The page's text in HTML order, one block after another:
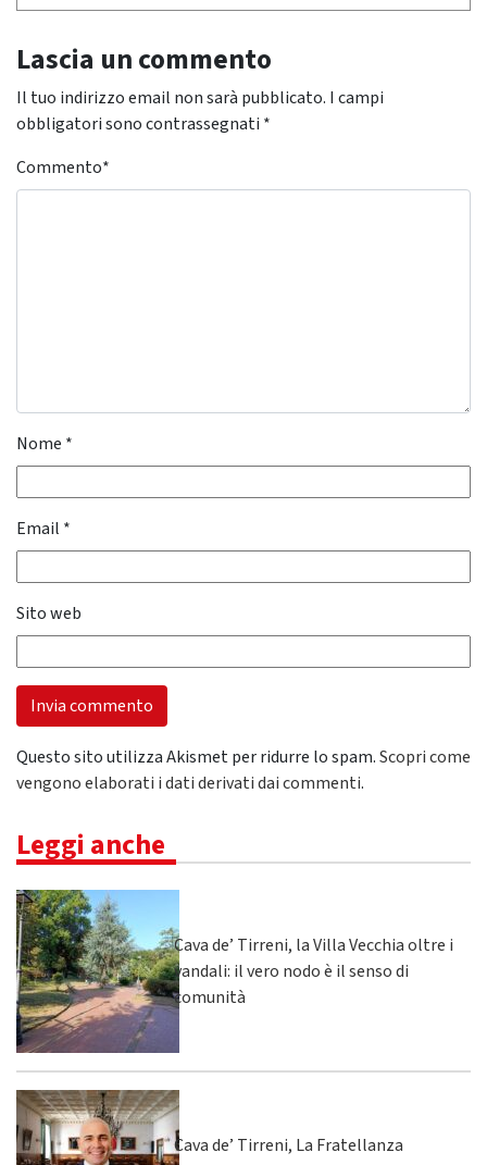
Lascia un commento
Il tuo indirizzo email non sarà pubblicato. I campi
obbligatori sono contrassegnati *
Commento*
Nome *
Email *
Sito web
Questo sito utilizza Akismet per ridurre lo spam.Scopri come
vengono elaborati i dati derivati dai commenti.
Leggi anche
Cava de’ Tirreni, la Villa Vecchia oltre i
vandali: il vero nodo è il senso di
comunità
Cava de’ Tirreni, La Fratellanza